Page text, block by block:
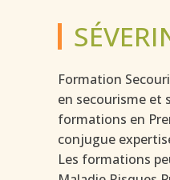
Formation
en secourisme et
formations en
conjugue
Les formations